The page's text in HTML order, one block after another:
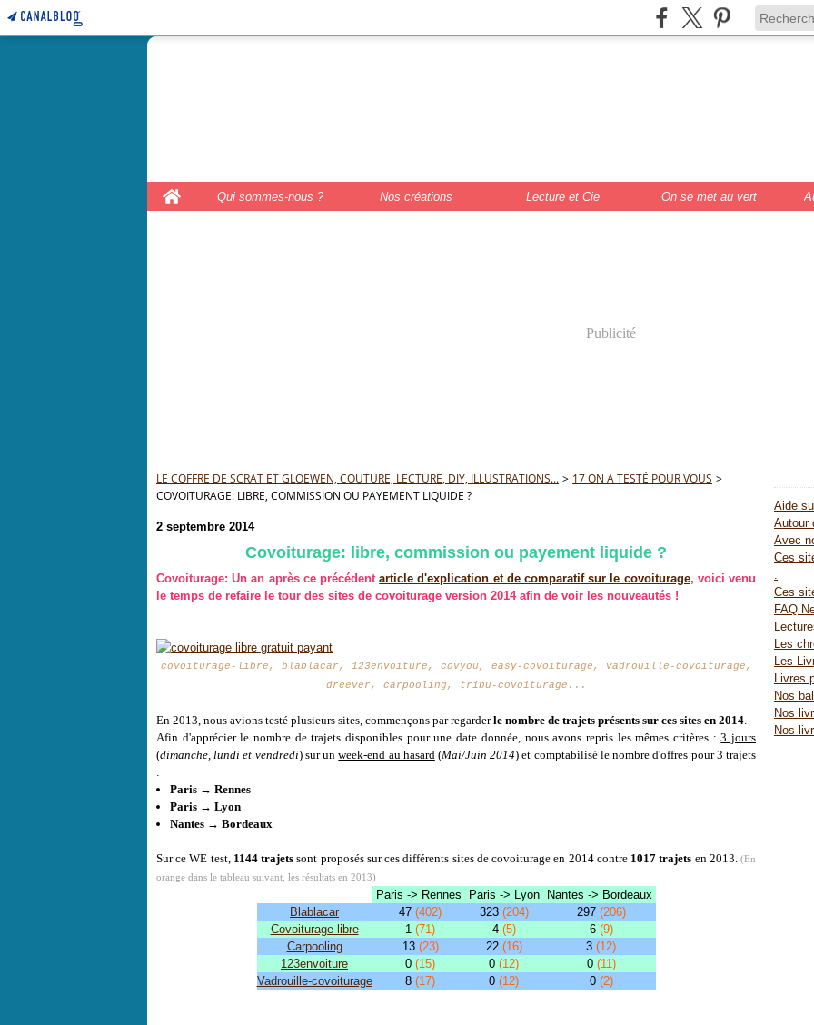
Home
Qui sommes-nous ? Nos créations Lecture et Cie On se met au vert
Publicité
LE COFFRE DE SCRAT ET GLOEWEN, COUTURE, LECTURE, DIY, ILLUSTRATIONS... > 17 ON A TESTÉ POUR VOUS >
COVOITURAGE: LIBRE, COMMISSION OU PAYEMENT LIQUIDE ?
2 septembre 2014
Covoiturage: libre, commission ou payement liquide ?
Covoiturage: Un an après ce précédentarticle d'explication et de comparatif sur le covoiturage, voici venu
le temps de refaire le tour des sites de covoiturage version 2014 afin de voir les nouveautés !
covoiturage-libre, blablacar, 123envoiture, covyou, easy-covoiturage, vadrouille-covoiturage,
dreever, carpooling, tribu-covoiturage...
En 2013, nous avions testé plusieurs sites, commençons par regarderle nombre de trajets présents sur ces sites en 2014.
Afin d'apprécier le nombre de trajets disponibles pour une date donnée, nous avons repris les mêmes critères :3 jours
(dimanche, lundi et vendredi) sur unweek-end au hasard(Mai/Juin 2014) et comptabilisé le nombre d'offres pour 3 trajets
:
Paris → Rennes
Paris → Lyon
Nantes → Bordeaux
Sur ce WE test, 1144 trajets sont proposés sur ces différents sites de covoiturage en 2014 contre 1017 trajets en 2013.(En
orange dans le tableau suivant, les résultats en 2013)
Paris -> Rennes Paris -> Lyon
Nantes -> Bordeaux
Blablacar
47 (402) 323 (204) 297 (206)
Covoiturage-libre
1 (71) 4 (5) 6 (9)
Carpooling
13 (23) 22 (16) 3 (12)
123envoiture
0 (15) 0 (12) 0 (11)
Vadrouille-covoiturage
8 (17) 0 (12) 0 (2)
Aide
Autour
Avec
Ces
.
Ces
FAQ
Les
Les
Livres
Nos
Nos
Nos